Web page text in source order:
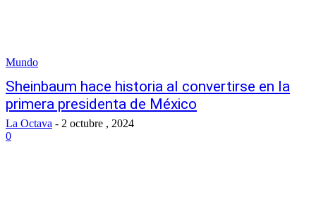
Mundo
Sheinbaum hace historia al convertirse en la
primera presidenta de México
La Octava - 2 octubre , 2024
0